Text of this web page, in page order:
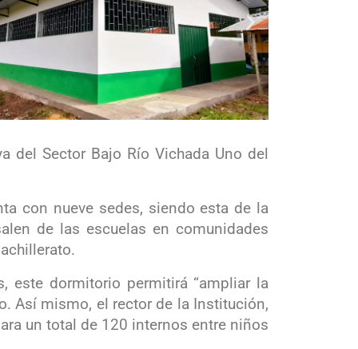
del Sector Bajo Río Vichada Uno del
con nueve sedes, siendo esta de la
de las escuelas en comunidades
este dormitorio permitirá “ampliar la
Así mismo, el rector de la Institución,
un total de 120 internos entre niños